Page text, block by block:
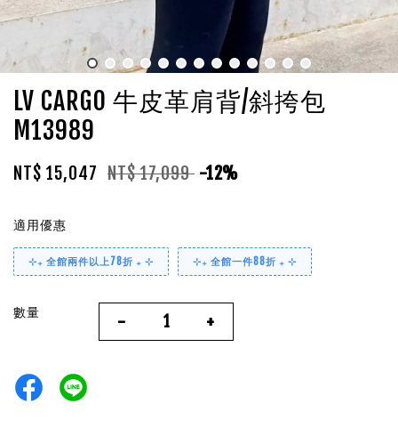
LV CARGO 牛皮革肩背/斜挎包
M13989
NT$ 15,047 NT$ 17,099 -12%
適用優惠
⊹₊ 全館兩件以上78折 ₊ ⊹ ⊹₊ 全館一件88折 ₊ ⊹
數量 - +